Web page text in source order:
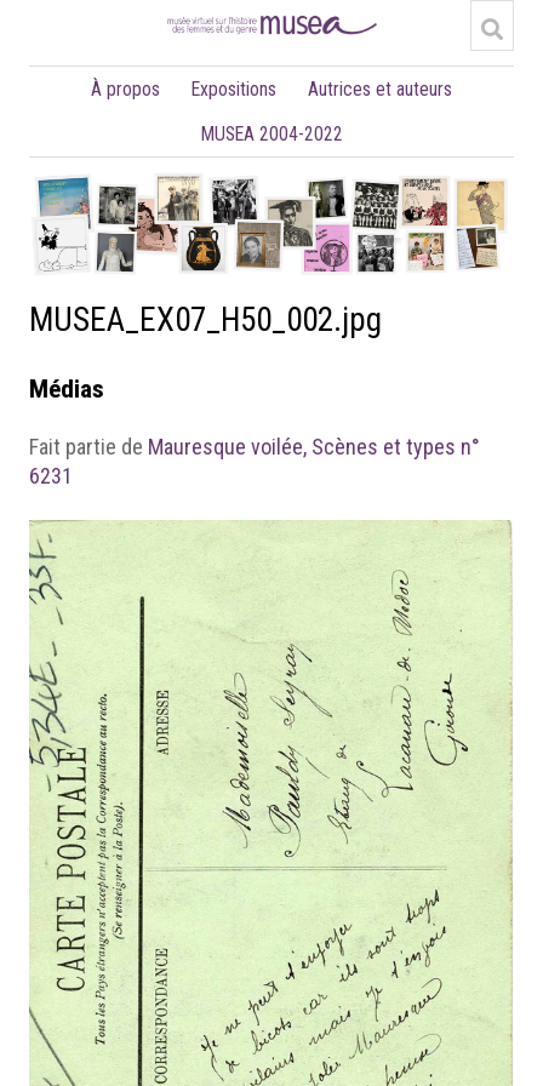
À propos Expositions
Autrices et auteurs
MUSEA 2004-2022
MUSEA_EX07_H50_002.jpg
Médias
Fait partie de Mauresque voilée, Scènes et types n°
6231